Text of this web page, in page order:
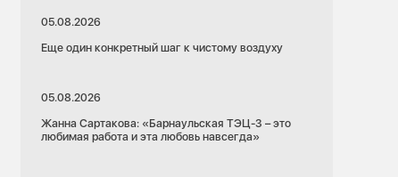
05.08.2026
Еще один конкретный шаг к чистому воздуху
05.08.2026
Жанна Сартакова: «Барнаульская ТЭЦ-3 – это
любимая работа и эта любовь навсегда»